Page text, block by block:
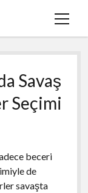
menüyü
Savaş
Seçimi
beceri
de
savaşta